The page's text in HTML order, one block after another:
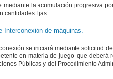
la acumulación progresiva
cantidades fijas.
de máquinas.
se iniciará mediante solicitud
en materia de juego, que
Públicas y del Procedimiento